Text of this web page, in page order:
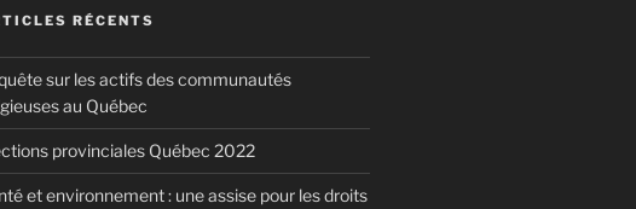
RÉCENTS
sur les actifs des communautés
au Québec
provinciales Québec 2022
et environnement : une assise pour les droits